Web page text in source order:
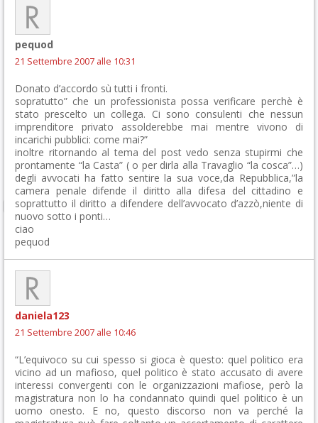
pequod
21 Settembre 2007 alle 10:31
Donato d’accordo sù tutti i fronti.
sopratutto” che un professionista possa verificare perchè è
stato prescelto un collega. Ci sono consulenti che nessun
imprenditore privato assolderebbe mai mentre vivono di
incarichi pubblici: come mai?”
inoltre ritornando al tema del post vedo senza stupirmi che
prontamente “la Casta” ( o per dirla alla Travaglio “la cosca”…)
degli avvocati ha fatto sentire la sua voce,da Repubblica,”la
camera penale difende il diritto alla difesa del cittadino e
soprattutto il diritto a difendere dell’avvocato d’azzò,niente di
nuovo sotto i ponti…
ciao
pequod
daniela123
21 Settembre 2007 alle 10:46
“L’equivoco su cui spesso si gioca è questo: quel politico era
vicino ad un mafioso, quel politico è stato accusato di avere
interessi convergenti con le organizzazioni mafiose, però la
magistratura non lo ha condannato quindi quel politico è un
uomo onesto. E no, questo discorso non va perché la